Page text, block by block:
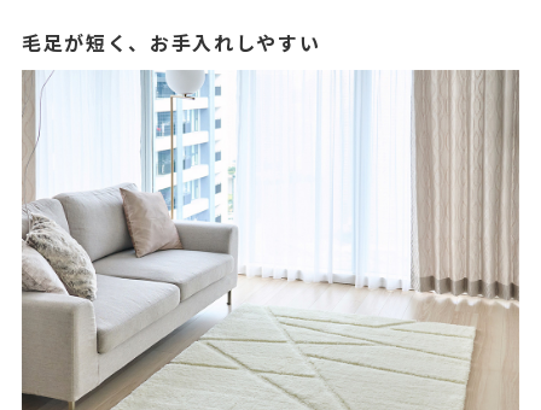
毛足が短く、お手入れしやすい